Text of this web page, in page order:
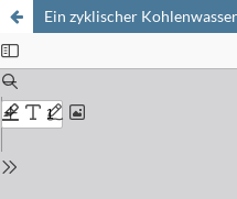
Ein zyklischer